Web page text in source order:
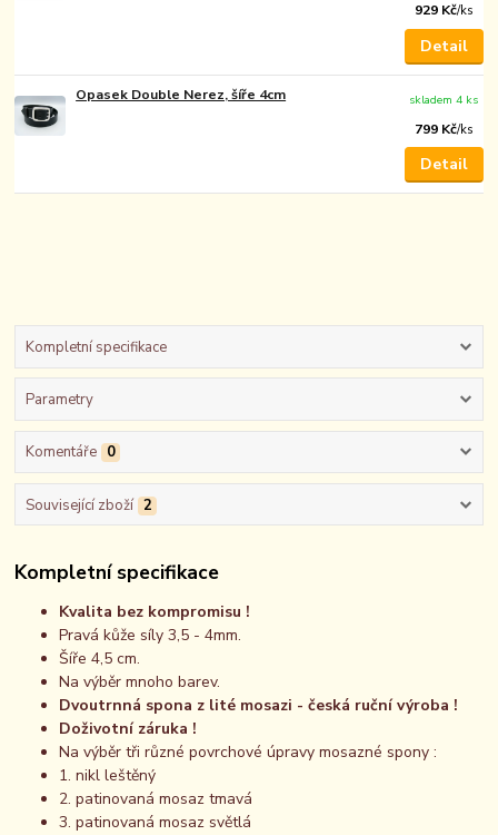
929 Kč/ks
Detail
Opasek Double Nerez, šíře 4cm
799 Kč/ks
skladem 4 ks
Detail
Kompletní specifikace
Parametry
Komentáře 0
Související zboží 2
Kompletní specifikace
Kvalita bez kompromisu !
Pravá kůže síly 3,5 - 4mm.
Šíře 4,5 cm.
Na výběr mnoho barev.
Dvoutrnná spona z lité mosazi - česká ruční výroba !
Doživotní záruka !
Na výběr tři různé povrchové úpravy mosazné spony :
1. nikl leštěný
2. patinovaná mosaz tmavá
3. patinovaná mosaz světlá